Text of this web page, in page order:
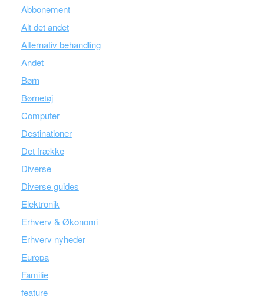
Abbonement
Alt det andet
Alternativ behandling
Andet
Børn
Børnetøj
Computer
Destinationer
Det frække
Diverse
Diverse guides
Elektronik
Erhverv & Økonomi
Erhverv nyheder
Europa
Familie
feature